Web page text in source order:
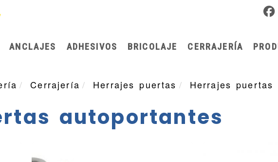
ANCLAJES ADHESIVOS BRICOLAJE CERRAJERÍA
Cerrajería Herrajes puertas Herrajes puertas
autoportantes